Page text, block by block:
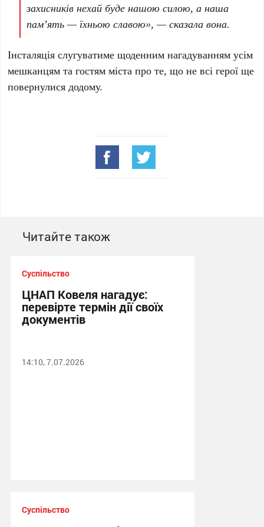
захисників нехай буде нашою силою, а наша
пам’ять — їхньою славою», — сказала вона.
Інсталяція слугуватиме щоденним нагадуванням усім
мешканцям та гостям міста про те, що не всі герої ще
повернулися додому.
Читайте також
Суспільство
ЦНАП Ковеля нагадує:
перевірте термін дії своїх
документів
14:10, 7.07.2026
Суспільство